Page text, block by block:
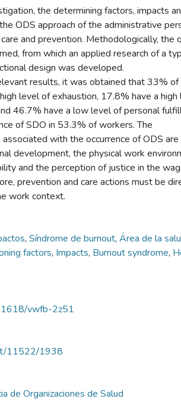
the determining factors, impacts
ODS approach of the administrative
and prevention. Methodologically, the
from which an applied research of a
design was developed.
results, it was obtained that 33% of
level of exhaustion, 17.8% have a
46.7% have a low level of personal
of SDO in 53.3% of workers. The
with the occurrence of ODS
development, the physical work
and the perception of justice in the
prevention and care actions must be
work context.
, Síndrome de burnout, Área de la
factors, Impacts, Burnout syndrome,
vwfb-2z51
11522/1938
de Organizaciones de Salud